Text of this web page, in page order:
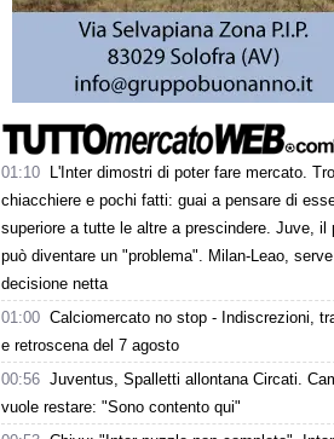
01:10
L'Inter dimostri di poter fare mercato.
chiacchiere e pochi fatti: guai a pensare di
superiore a tutte le altre a prescindere. Juve, il
può diventare un "problema". Milan-Leao,
decisione netta
01:00 Calciomercato no stop - Indiscrezioni,
e retroscena del 7 agosto
00:56 Juventus, Spalletti allontana Circati.
vuole restare: "Sono contento qui"